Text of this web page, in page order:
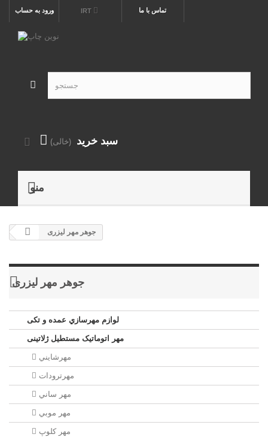
ورود به حساب IRT تماس با ما
سبد خرید (خالی)
منو
جوهر مهر لیزری
جوهر مهر لیزری
لوازم مهرسازي عمده و تکی
مهر اتوماتیک مستطيل ژلاتینی
مهرشايني
مهرترودات
مهر ساني
مهر موبي
مهر كلوپ